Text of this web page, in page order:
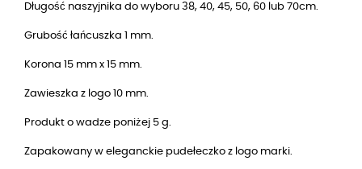
Długość naszyjnika do wyboru 38, 40, 45, 50, 60 lub 70cm.
Grubość łańcuszka 1 mm.
Korona 15 mm x 15 mm.
Zawieszka z logo 10 mm.
Produkt o wadze poniżej 5 g.
Zapakowany w eleganckie pudełeczko z logo marki.